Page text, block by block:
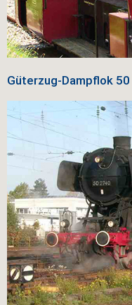
Güterzug-Dampflok